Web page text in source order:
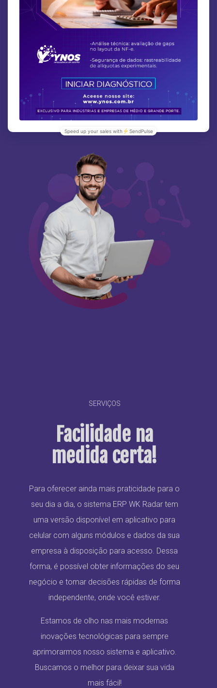
SERVIÇOS
Facilidade na
medida certa!
Para oferecer ainda mais praticidade para o
seu dia a dia, o sistema ERP WK Radar tem
uma versão disponível em aplicativo para
celular com alguns módulos e dados da sua
empresa à disposição para acesso. Dessa
forma, é possível obter informações do seu
negócio e tomar decisões rápidas de forma
independente, onde você estiver.
Estamos de olho nas mais modernas
inovações tecnológicas para sempre
aprimorarmos nosso sistema e aplicativo.
Buscamos o melhor para deixar sua vida
mais fácil!